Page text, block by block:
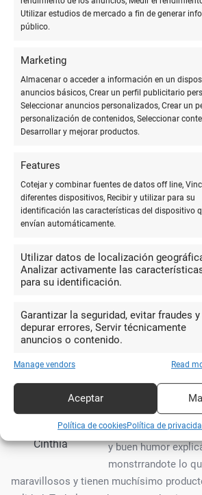
Utilizar estudios de mercado a fin de generar
público.
Marketing
Almacenar o acceder a información en un
anuncios básicos, Crear un perfil publicitario
Seleccionar anuncios personalizados, Crear un
personalización de contenidos, Seleccionar
Desarrollar y mejorar productos.
Features
Cotejar y combinar fuentes de datos off line,
diferentes dispositivos, Recibir y utilizar para su
identificación las características del dispositivo
envían automáticamente.
Utilizar datos de localización
Analizar activamente las
para su identificación.
Garantizar la seguridad, evitar fraudes y
depurar errores, Servir técnicamente
anuncios o contenido.
Manage vendors Read
Aceptar
Política de cookiesPolítica de
Tiene de todo o casi
Martín
Atención súper
amable!!!
A. Victoria
Vázquez
casi todo tipo de
sobre todo teniendo
una tienda más bien
sus materiales y te ofrecen siempre
de uso. Muy recomendable
Cinthia
Atención
importa estar
y buen humor
monstrrandote lo
maravillosos y tienen muchísimo